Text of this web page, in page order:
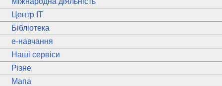
Центр ІТ
Бібліотека
e-навчання
Наші сервіси
Різне
Мапа